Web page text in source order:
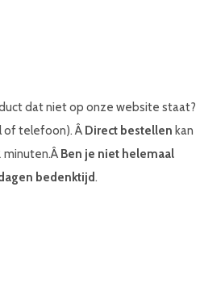
dat niet op onze website staat?
of telefoon). Â Direct bestellen kan
minuten.Â Ben je niet helemaal
bedenktijd.